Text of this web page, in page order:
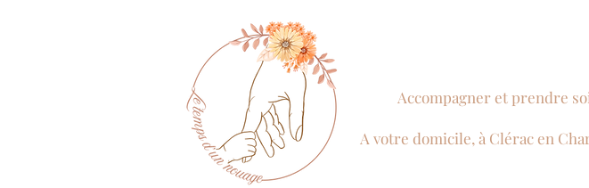
Accompagner et prendre
A votre domicile, à Clérac en